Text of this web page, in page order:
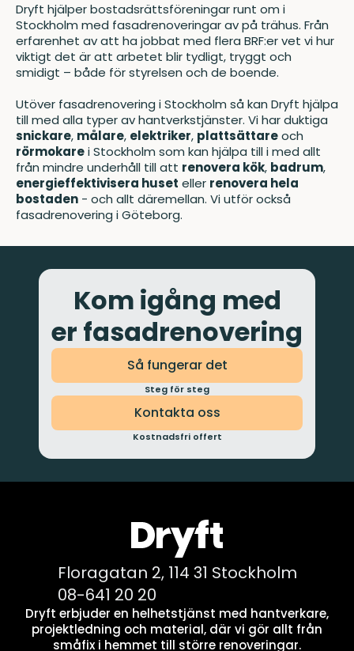
Dryft hjälper bostadsrättsföreningar runt om i
Stockholm med fasadrenoveringar av på trähus. Från
erfarenhet av att ha jobbat med flera BRF:er vet vi hur
viktigt det är att arbetet blir tydligt, tryggt och
smidigt – både för styrelsen och de boende.
Utöver fasadrenovering i Stockholm så kan Dryft hjälpa
till med alla typer av hantverkstjänster. Vi har duktiga
snickare, målare, elektriker, plattsättareoch
rörmokarei Stockholm som kan hjälpa till i med allt
från mindre underhåll till att renovera kök, badrum,
energieffektivisera huset eller renovera hela
bostaden - och allt däremellan. Vi utför också
fasadrenovering i Göteborg.
Kom igång med
er fasadrenovering
Så fungerar det
Steg för steg
Kontakta oss
Kostnadsfri offert
Floragatan 2, 114 31 Stockholm
08-641 20 20
Dryft erbjuder en helhetstjänst med hantverkare,
projektledning och material, där vi gör allt från
småfix i hemmet till större renoveringar.